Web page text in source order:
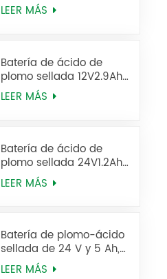
LEER MÁS
Batería de ácido de
plomo sellada 12V2.9Ah
6FM2.9 Batería de UPS
LEER MÁS
Batería de ácido de
plomo sellada 24V1.2Ah
12FM1.2 Batería de UPS
LEER MÁS
Batería de plomo-ácido
sellada de 24 V y 5 Ah,
batería UPS 12FM5
LEER MÁS